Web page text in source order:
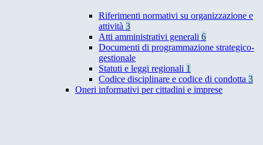
Riferimenti normativi su organizzazione e
attività 3
Atti amministrativi generali 6
Documenti di programmazione strategico-
gestionale
Statuti e leggi regionali 1
Codice disciplinare e codice di condotta 3
Oneri informativi per cittadini e imprese